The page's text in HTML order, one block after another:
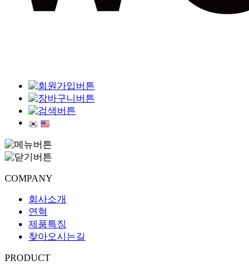
COMPANY
회사소개
연혁
제품특징
찾아오시는길
PRODUCT